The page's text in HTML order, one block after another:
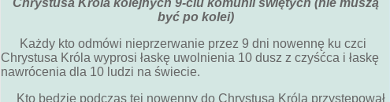
Chrystusa Króla kolejnych 9-ciu komunii świętych (nie muszą
być po kolei)
Każdy kto odmówi nieprzerwanie przez 9 dni nowennę ku czci
Chrystusa Króla wyprosi łaskę uwolnienia 10 dusz z czyśćca i łaskę
nawrócenia dla 10 ludzi na świecie.
Kto będzie podczas tej nowenny do Chrystusa Króla przystępował